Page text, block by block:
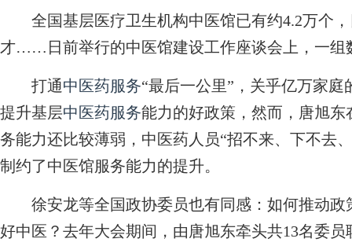
全国基层医疗卫生机构中医馆已有约4.2万个，
才……日前举行的中医馆建设工作座谈会上，一组
打通中医药服务“最后一公里”，关乎亿万家
提升基层中医药服务能力的好政策，然而，唐旭
务能力还比较薄弱，中医药人员“招不来、下不去
制约了中医馆服务能力的提升。
徐安龙等全国政协委员也有同感：如何推动政
好中医？去年大会期间，由唐旭东牵头共13名委